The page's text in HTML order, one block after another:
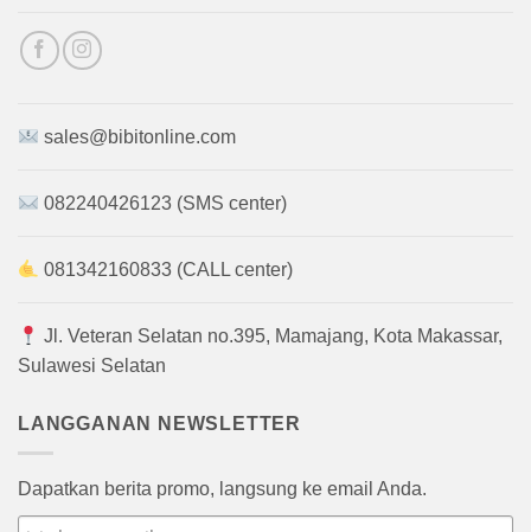
sales@bibitonline.com
082240426123 (SMS center)
081342160833 (CALL center)
Jl. Veteran Selatan no.395, Mamajang, Kota Makassar,
Sulawesi Selatan
LANGGANAN NEWSLETTER
Dapatkan berita promo, langsung ke email Anda.